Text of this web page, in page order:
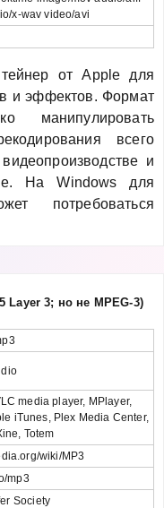
x-wav video/avi
от Apple для
и эффектов. Формат
манипулировать
всего
и
На Windows для
потребоваться
Layer 3; но не MPEG-3)
media player, MPlayer,
iTunes, Plex Media Center,
Totem
wiki/MP3
mp3
Society